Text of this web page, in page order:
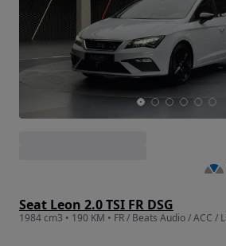
Seat Leon 2.0 TSI FR DSG